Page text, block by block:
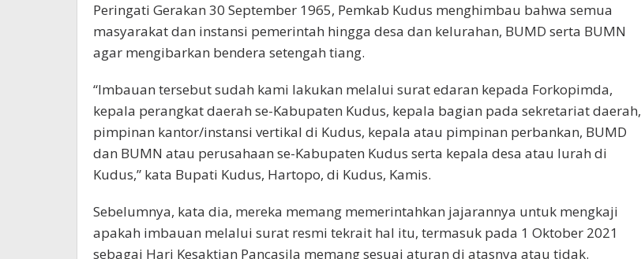
Peringati Gerakan 30 September 1965, Pemkab Kudus menghimbau bahwa semua
masyarakat dan instansi pemerintah hingga desa dan kelurahan, BUMD serta BUMN
agar mengibarkan bendera setengah tiang.
“Imbauan tersebut sudah kami lakukan melalui surat edaran kepada Forkopimda,
kepala perangkat daerah se-Kabupaten Kudus, kepala bagian pada sekretariat daerah,
pimpinan kantor/instansi vertikal di Kudus, kepala atau pimpinan perbankan, BUMD
dan BUMN atau perusahaan se-Kabupaten Kudus serta kepala desa atau lurah di
Kudus,” kata Bupati Kudus, Hartopo, di Kudus, Kamis.
Sebelumnya, kata dia, mereka memang memerintahkan jajarannya untuk mengkaji
apakah imbauan melalui surat resmi tekrait hal itu, termasuk pada 1 Oktober 2021
sebagai Hari Kesaktian Pancasila memang sesuai aturan di atasnya atau tidak.